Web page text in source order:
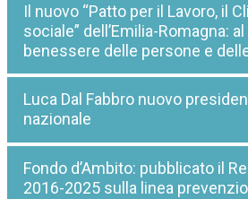
Il nuovo “Patto per il Lavoro, il
sociale” dell’Emilia-Romagna:
benessere delle persone e
Luca Dal Fabbro nuovo
nazionale
Fondo d’Ambito: pubblicato il
2016-2025 sulla linea